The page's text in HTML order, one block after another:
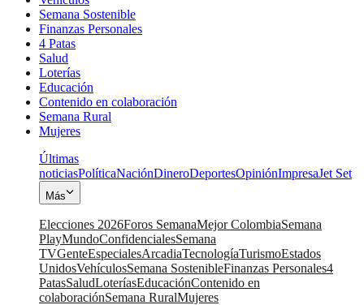
Semana Sostenible
Finanzas Personales
4 Patas
Salud
Loterías
Educación
Contenido en colaboración
Semana Rural
Mujeres
Últimas
noticiasPolíticaNaciónDineroDeportesOpiniónImpresaJet Set
Más
Elecciones 2026Foros SemanaMejor ColombiaSemana
PlayMundoConfidencialesSemana
TVGenteEspecialesArcadiaTecnologíaTurismoEstados
UnidosVehículosSemana SostenibleFinanzas Personales4
PatasSaludLoteríasEducaciónContenido en
colaboraciónSemana RuralMujeres